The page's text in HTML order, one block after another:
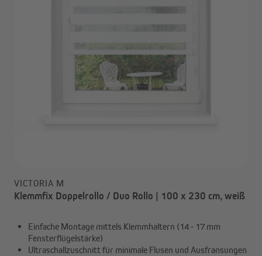
VICTORIA M
Klemmfix Doppelrollo / Duo Rollo | 100 x 230 cm, weiß
Einfache Montage mittels Klemmhaltern (14 - 17 mm
Fensterflügelstärke)
Ultraschallzuschnitt für minimale Flusen und Ausfransungen